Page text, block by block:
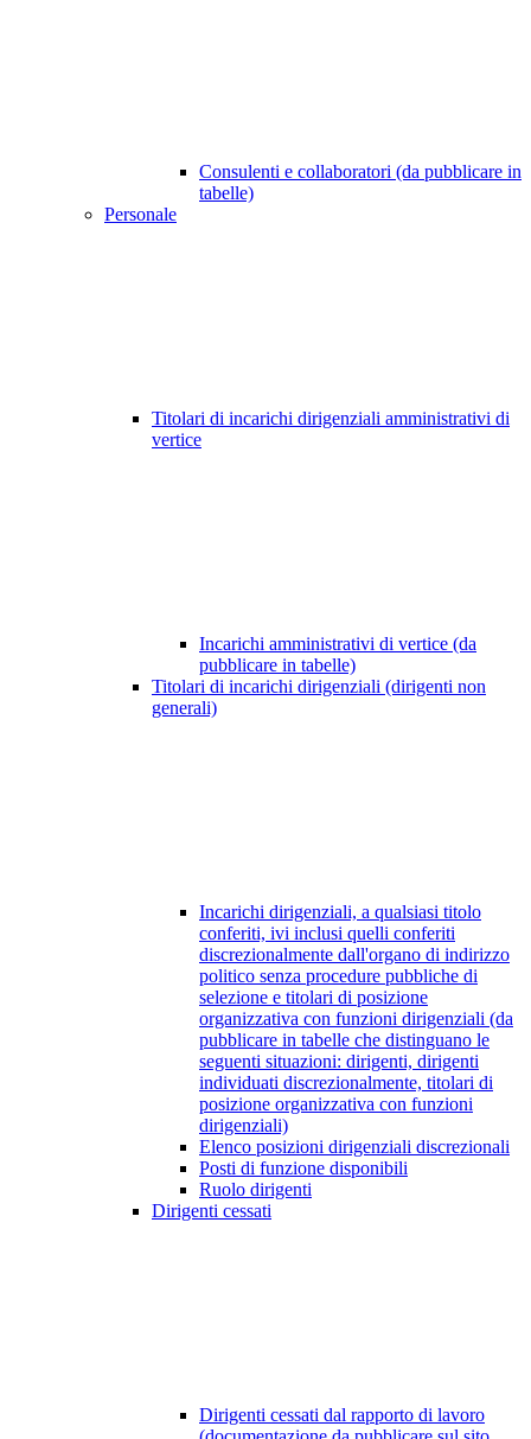
Consulenti e collaboratori (da pubblicare in
tabelle)
Personale
Titolari di incarichi dirigenziali amministrativi di
vertice
Incarichi amministrativi di vertice (da
pubblicare in tabelle)
Titolari di incarichi dirigenziali (dirigenti non
generali)
Incarichi dirigenziali, a qualsiasi titolo
conferiti, ivi inclusi quelli conferiti
discrezionalmente dall'organo di indirizzo
politico senza procedure pubbliche di
selezione e titolari di posizione
organizzativa con funzioni dirigenziali (da
pubblicare in tabelle che distinguano le
seguenti situazioni: dirigenti, dirigenti
individuati discrezionalmente, titolari di
posizione organizzativa con funzioni
dirigenziali)
Elenco posizioni dirigenziali discrezionali
Posti di funzione disponibili
Ruolo dirigenti
Dirigenti cessati
Dirigenti cessati dal rapporto di lavoro